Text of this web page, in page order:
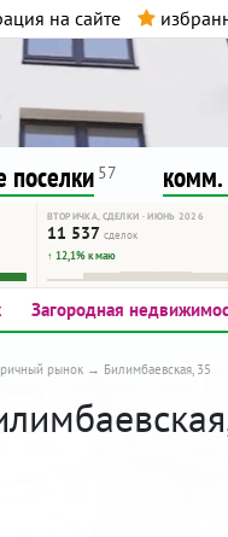
на сайте
поселки 57 комм.
ВТОРИЧКА, СДЕЛКИ · ИЮНЬ 2026
11 537 сделок
↑ 12,1% к маю
Загородная
рынок Билимбаевская, 35